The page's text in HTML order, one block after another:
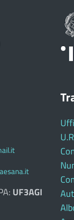
UF3AGI